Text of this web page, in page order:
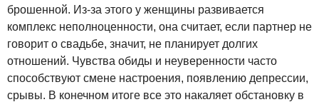
брошенной. Из-за этого у женщины развивается
комплекс неполноценности, она считает, если партнер не
говорит о свадьбе, значит, не планирует долгих
отношений. Чувства обиды и неуверенности часто
способствуют смене настроения, появлению депрессии,
срывы. В конечном итоге все это накаляет обстановку в